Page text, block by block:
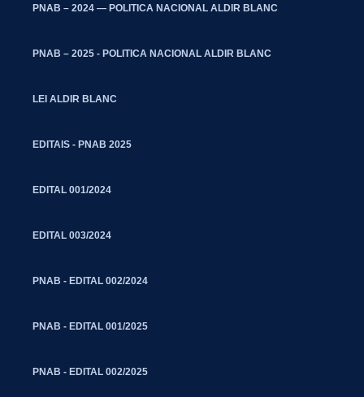
PNAB – 2024 — POLITICA NACIONAL ALDIR BLANC
PNAB – 2025 - POLITICA NACIONAL ALDIR BLANC
LEI ALDIR BLANC
EDITAIS - PNAB 2025
EDITAL 001/2024
EDITAL 003/2024
PNAB - EDITAL 002/2024
PNAB - EDITAL 001/2025
PNAB - EDITAL 002/2025